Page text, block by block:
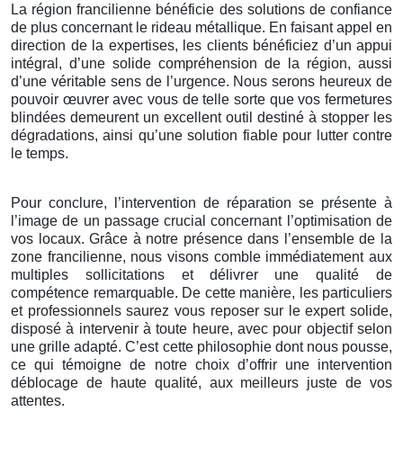
La région francilienne bénéficie des solutions de confiance
de plus concernant le rideau métallique. En faisant appel en
direction de la expertises, les clients bénéficiez d’un appui
intégral, d’une solide compréhension de la région, aussi
d’une véritable sens de l’urgence. Nous serons heureux de
pouvoir œuvrer avec vous de telle sorte que vos fermetures
blindées demeurent un excellent outil destiné à stopper les
dégradations, ainsi qu’une solution fiable pour lutter contre
le temps.
Pour conclure, l’intervention de réparation se présente à
l’image de un passage crucial concernant l’optimisation de
vos locaux. Grâce à notre présence dans l’ensemble de la
zone francilienne, nous visons comble immédiatement aux
multiples sollicitations et délivrer une qualité de
compétence remarquable. De cette manière, les particuliers
et professionnels saurez vous reposer sur le expert solide,
disposé à intervenir à toute heure, avec pour objectif selon
une grille adapté. C’est cette philosophie dont nous pousse,
ce qui témoigne de notre choix d’offrir une intervention
déblocage de haute qualité, aux meilleurs juste de vos
attentes.